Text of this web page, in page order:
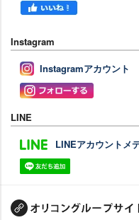
Instagram
Instagramアカウント
LINE
LINEアカウントメ